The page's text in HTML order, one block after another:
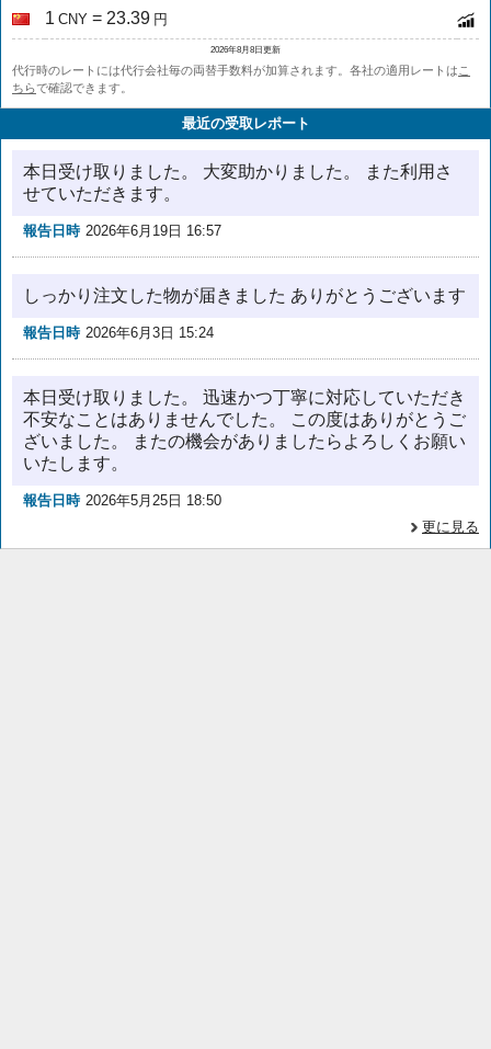
1 CNY = 23.39 円
2026年8月8日更新
代行時のレートには代行会社毎の両替手数料が加算されます。各社の適用レートは こ
ちらで確認できます。
最近の受取レポート
本日受け取りました。 大変助かりました。 また利用さ
せていただきます。
報告日時 2026年6月19日 16:57
しっかり注文した物が届きました ありがとうございます
報告日時 2026年6月3日 15:24
本日受け取りました。 迅速かつ丁寧に対応していただき
不安なことはありませんでした。 この度はありがとうご
ざいました。 またの機会がありましたらよろしくお願い
いたします。
報告日時 2026年5月25日 18:50
更に見る